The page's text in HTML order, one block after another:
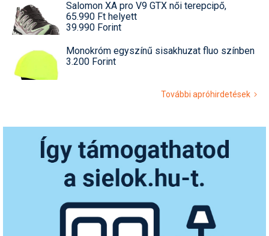
Salomon XA pro V9 GTX női terepcipő,
65.990 Ft helyett
39.990 Forint
Monokróm egyszínű sisakhuzat fluo színben
3.200 Forint
További apróhirdetések